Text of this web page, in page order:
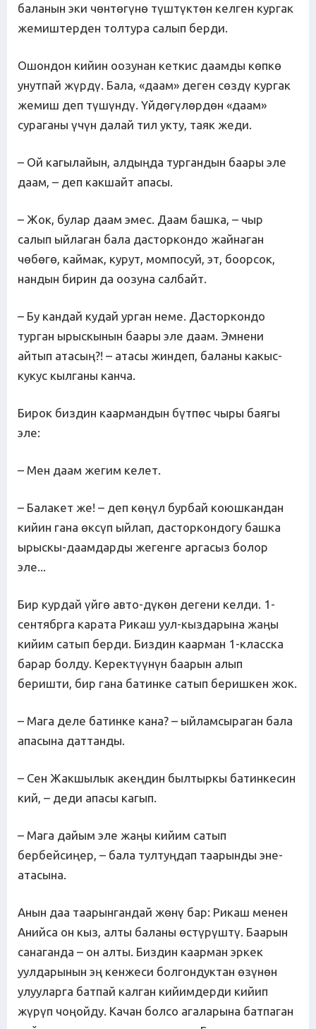
баланын эки чөнтөгүнө түштүктөн келген кургак
жемиштерден толтура салып берди.
Ошондон кийин оозунан кеткис даамды көпкө
унутпай жүрдү. Бала, «даам» деген сөздү кургак
жемиш деп түшүндү. Үйдөгүлөрдөн «даам»
сураганы үчүн далай тил укту, таяк жеди.
– Ой кагылайын, алдыңда тургандын баары эле
даам, – деп какшайт апасы.
– Жок, булар даам эмес. Даам башка, – чыр
салып ыйлаган бала дасторкондо жайнаган
чөбөгө, каймак, курут, момпосуй, эт, боорсок,
нандын бирин да оозуна салбайт.
– Бу кандай кудай урган неме. Дасторкондо
турган ырыскынын баары эле даам. Эмнени
айтып атасың?! – атасы жиндеп, баланы какыс-
кукус кылганы канча.
Бирок биздин каармандын бүтпөс чыры баягы
эле:
– Мен даам жегим келет.
– Балакет же! – деп көңүл бурбай коюшкандан
кийин гана өксүп ыйлап, дасторкондогу башка
ырыскы-даамдарды жегенге аргасыз болор
эле...
Бир курдай үйгө авто-дүкөн дегени келди. 1-
сентябрга карата Рикаш уул-кыздарына жаңы
кийим сатып берди. Биздин каарман 1-класска
барар болду. Керектүүнүн баарын алып
беришти, бир гана батинке сатып беришкен жок.
– Мага деле батинке кана? – ыйламсыраган бала
апасына даттанды.
– Сен Жакшылык акеңдин былтыркы батинкесин
кий, – деди апасы кагып.
– Мага дайым эле жаңы кийим сатып
бербейсиңер, – бала тултуңдап таарынды эне-
атасына.
Анын даа таарынгандай жөнү бар: Рикаш менен
Анийса он кыз, алты баланы өстүрүштү. Баарын
санаганда – он алты. Биздин каарман эркек
уулдарынын эң кенжеси болгондуктан өзүнөн
улууларга батпай калган кийимдерди кийип
жүрүп чоңойду. Качан болсо агаларына батпаган